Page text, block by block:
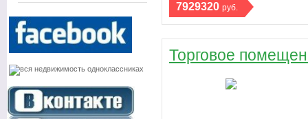
7929320 руб.
Торговое